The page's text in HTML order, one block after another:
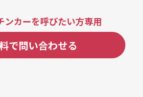
ンカーを呼びたい方専用
で問い合わせる